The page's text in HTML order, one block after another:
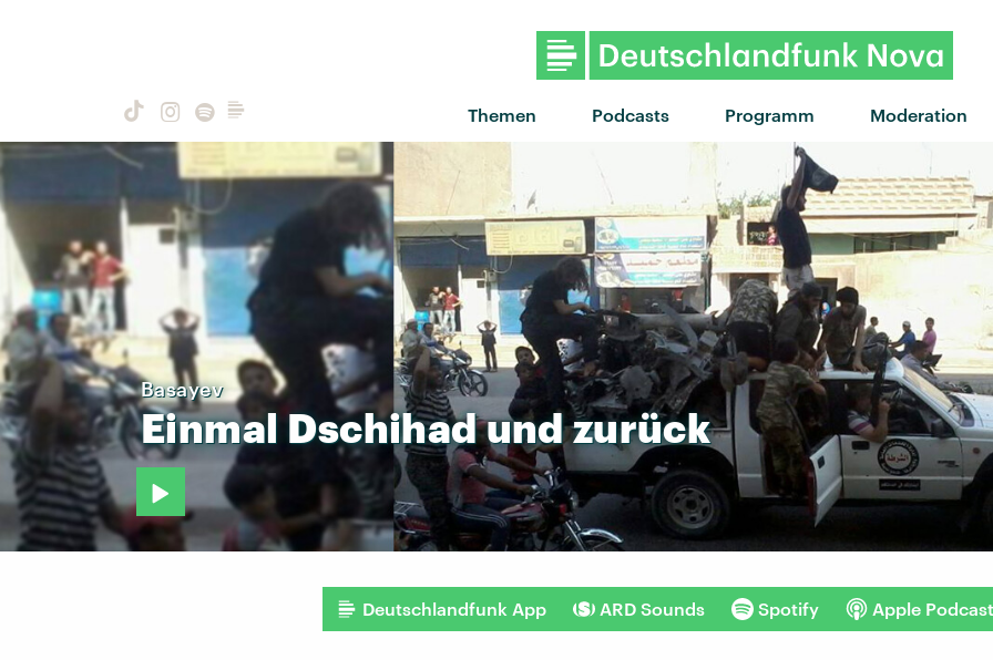
Themen Podcasts Programm Moderation
"Live to survive" von Mø ·
Basayev
Einmal Dschihadundzurück
Deutschlandfunk App ARD Sounds Spotify Apple